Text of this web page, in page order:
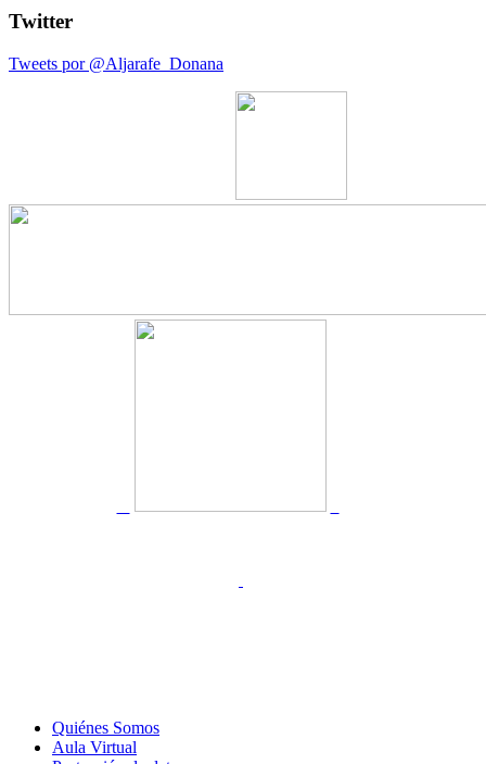
Twitter
Tweets por @Aljarafe_Donana
Quiénes Somos
Aula Virtual